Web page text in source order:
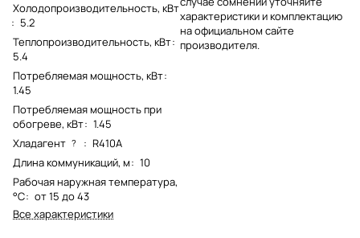
Холодопроизводительность, кВт
: 5.2
Теплопроизводительность, кВт:
5.4
Потребляемая мощность, кВт:
1.45
Потребляемая мощность при
обогреве, кВт: 1.45
Хладагент ? : R410A
Длина коммуникаций, м: 10
Рабочая наружная температура,
°C: от 15 до 43
Все характеристики
характеристики и комплектацию
на официальном сайте
производителя.